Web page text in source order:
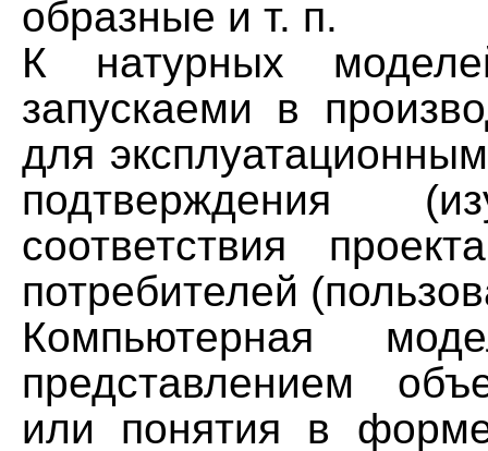
образные и т. п.
К натурных
запускаеми в
для
подтверждения
соответствия
потребителей
Компьютерная
представлением
или понятия в